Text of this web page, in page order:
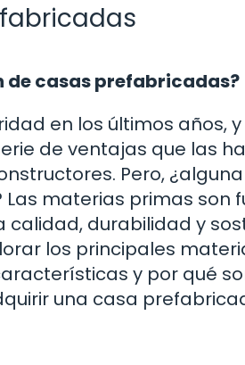
de casas prefabricadas?
en los últimos años,
de ventajas que las
Pero,
materias primas son
calidad, durabilidad y
los principales
y por qué
una casa